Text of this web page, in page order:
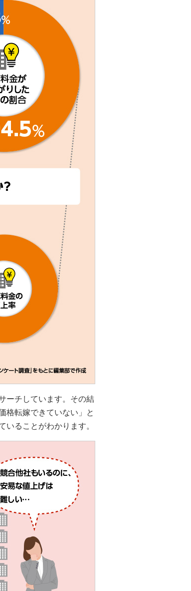
ーチしています。その結
格転嫁できていない」と
いることがわかります。